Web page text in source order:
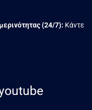
(24/7): Κάντε